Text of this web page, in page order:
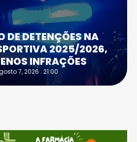
DE DETENÇÕES NA
2025/2026,
INFRAÇÕES
7, 2026 . 21:00